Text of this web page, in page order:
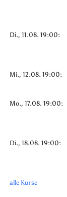
Di., 11.08. 19:00:
Mi., 12.08. 19:00:
Mo., 17.08. 19:00:
Di., 18.08. 19:00:
alle Kurse